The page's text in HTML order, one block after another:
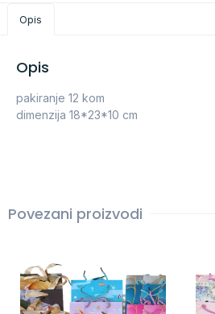
Opis
Opis
pakiranje 12 kom
dimenzija 18*23*10 cm
Povezani proizvodi